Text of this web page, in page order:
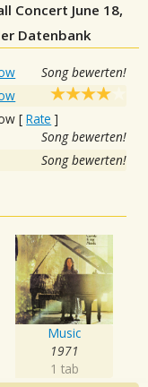
Concert June 18,
Datenbank
Song bewerten!
[Rate ]
Song bewerten!
Song bewerten!
Music
1971
1 tab